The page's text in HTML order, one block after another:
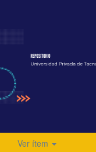
Ver ítem